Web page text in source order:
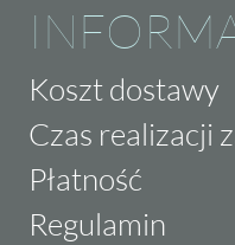
Koszt dostawy
Czas realizacji
Płatność
Regulamin